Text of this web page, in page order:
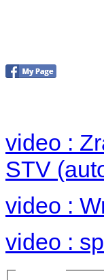
video :
STV
video :
video :